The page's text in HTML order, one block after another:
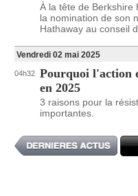
À la tête de Berkshire
la nomination de son
Hathaway au conseil
Vendredi 02 mai 2025
04h32 Pourquoi l'action
en 2025
3 raisons pour la
importantes.